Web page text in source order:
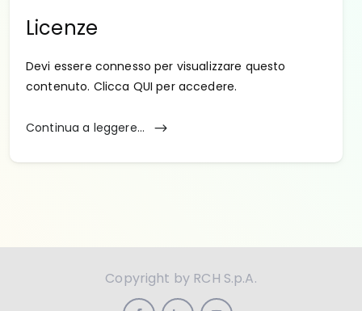
Licenze
Devi essere connesso per visualizzare questo
contenuto. Clicca QUI per accedere.
Continua a leggere...
Copyright by RCH S.p.A.